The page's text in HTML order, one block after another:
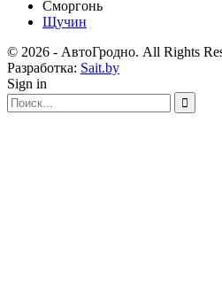
Сморгонь
Щучин
© 2026 - АвтоГродно. All Rights
Разработка: Sait.by
Sign in